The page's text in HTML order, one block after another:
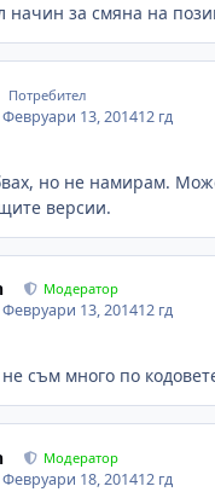
начин за смяна на
Потребител
Февруари 13, 201412 гд
но не намирам.
версии.
Модератор
Февруари 13, 201412 гд
съм много по
Модератор
Февруари 18, 201412 гд